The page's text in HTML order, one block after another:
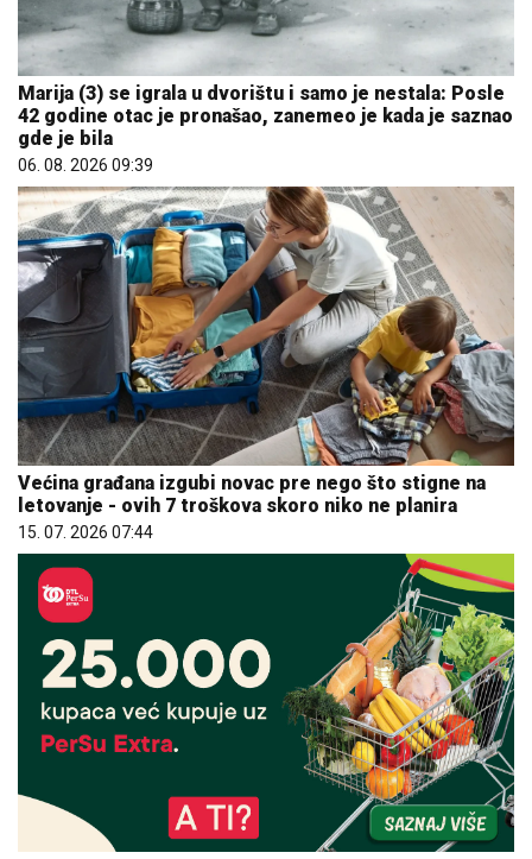
Marija (3) se igrala u dvorištu i samo je nestala: Posle
42 godine otac je pronašao, zanemeo je kada je saznao
gde je bila
06. 08. 2026 09:39
Većina građana izgubi novac pre nego što stigne na
letovanje - ovih 7 troškova skoro niko ne planira
15. 07. 2026 07:44